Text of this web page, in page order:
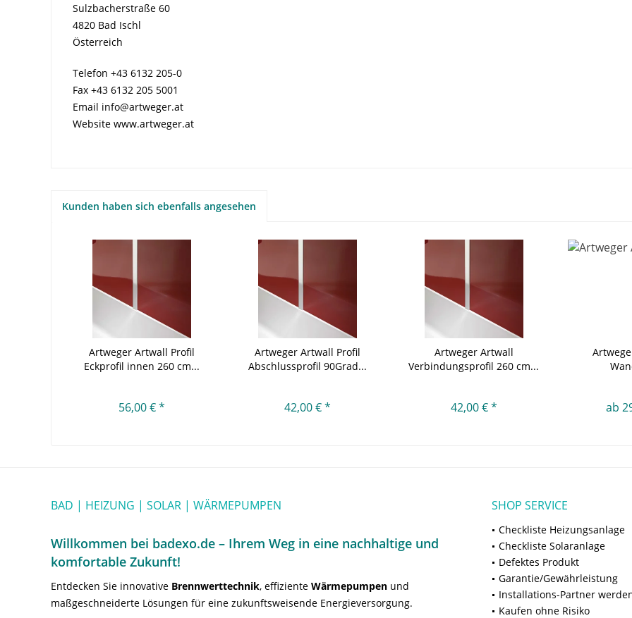
Sulzbacherstraße 60
4820 Bad Ischl
Österreich
Telefon +43 6132 205-0
Fax +43 6132 205 5001
Email info@artweger.at
Website www.artweger.at
Kunden haben sich ebenfalls angesehen
Artweger Artwall Profil
Eckprofil innen 260 cm...
56,00 € *
Artweger Artwall Profil
Abschlussprofil 90Grad...
42,00 € *
Artweger Artwall
Verbindungsprofil 260 cm...
42,00 € * ab
BAD | HEIZUNG | SOLAR | WÄRMEPUMPEN
Willkommen bei badexo.de – Ihrem Weg in eine nachhaltige und
komfortable Zukunft!
Entdecken Sie innovative Brennwerttechnik, effiziente Wärmepumpen und
maßgeschneiderte Lösungen für eine zukunftsweisende Energieversorgung.
SHOP SERVICE
Checkliste Heizungsanlage
Checkliste Solaranlage
Defektes Produkt
Garantie/Gewährleistung
Installations-Partner
Kaufen ohne Risiko